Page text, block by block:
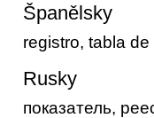
Španělsky
registro, tabla
Rusky
показатель,